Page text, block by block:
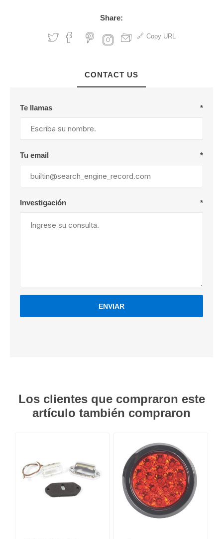
Share:
Copy URL
CONTACT US
Te llamas *
Tu email *
Investigación *
ENVIAR
Los clientes que compraron este
artículo también compraron